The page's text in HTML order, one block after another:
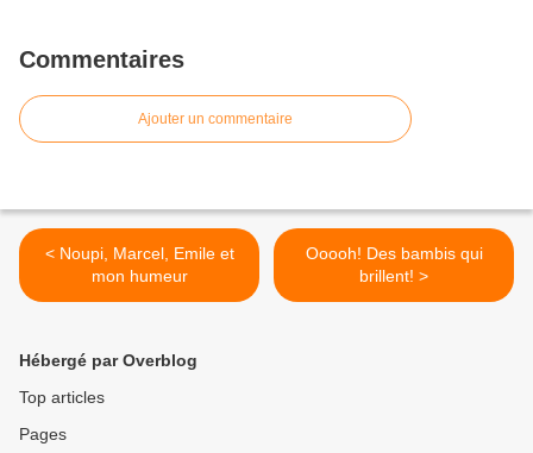
Commentaires
Ajouter un commentaire
< Noupi, Marcel, Emile et
mon humeur
Ooooh! Des bambis qui
brillent! >
Hébergé par Overblog
Top articles
Pages